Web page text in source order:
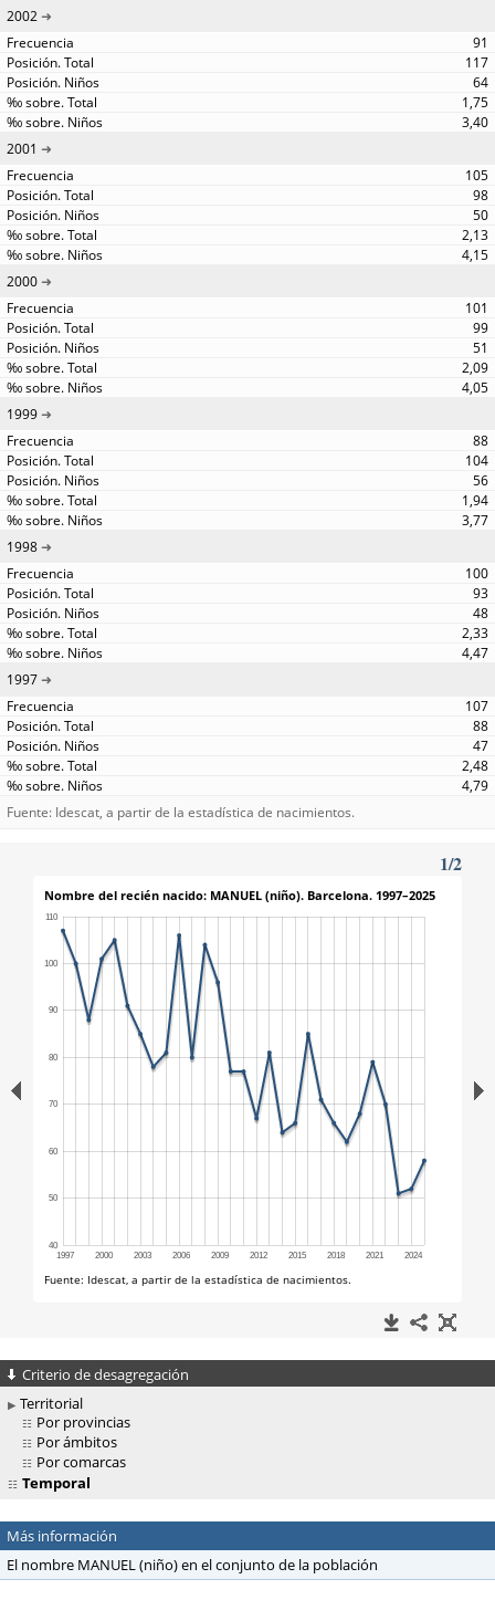
2002
91
117
64
1,75
3,40
2001
105
98
50
2,13
4,15
2000
101
99
51
2,09
4,05
1999
88
104
56
1,94
3,77
1998
100
93
48
2,33
4,47
1997
107
88
47
2,48
4,79
Fuente: Idescat, a partir de la estadística de nacimientos.
Criterio de desagregación
Territorial
Por provincias
Por ámbitos
Por comarcas
Temporal
Más información
El nombre MANUEL (niño) en el conjunto de la población